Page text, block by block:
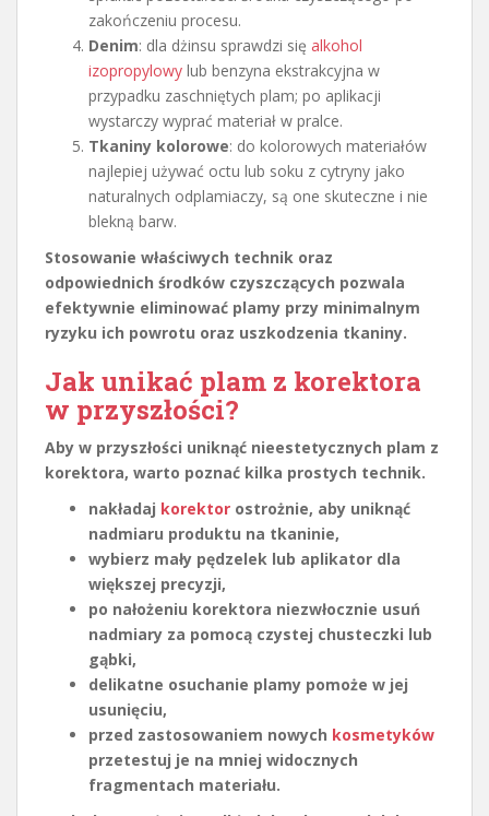
zakończeniu procesu.
Denim: dla dżinsu sprawdzi się alkohol
izopropylowy lub benzyna ekstrakcyjna w
przypadku zaschniętych plam; po aplikacji
wystarczy wyprać materiał w pralce.
Tkaniny kolorowe: do kolorowych materiałów
najlepiej używać octu lub soku z cytryny jako
naturalnych odplamiaczy, są one skuteczne i nie
blekną barw.
Stosowanie właściwych technik oraz
odpowiednich środków czyszczących pozwala
efektywnie eliminować plamy przy minimalnym
ryzyku ich powrotu oraz uszkodzenia tkaniny.
Jak unikać plam z korektora
w przyszłości?
Aby w przyszłości uniknąć nieestetycznych plam z
korektora, warto poznać kilka prostych technik.
nakładaj korektor ostrożnie, aby uniknąć
nadmiaru produktu na tkaninie,
wybierz mały pędzelek lub aplikator dla
większej precyzji,
po nałożeniu korektora niezwłocznie usuń
nadmiary za pomocą czystej chusteczki lub
gąbki,
delikatne osuchanie plamy pomoże w jej
usunięciu,
przed zastosowaniem nowych kosmetyków
przetestuj je na mniej widocznych
fragmentach materiału.